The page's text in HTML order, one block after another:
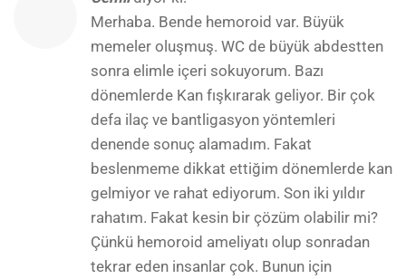
Merhaba. Bende hemoroid var. Büyük
memeler oluşmuş. WC de büyük abdestten
sonra elimle içeri sokuyorum. Bazı
dönemlerde Kan fışkırarak geliyor. Bir çok
defa ilaç ve bantligasyon yöntemleri
denende sonuç alamadım. Fakat
beslenmeme dikkat ettiğim dönemlerde kan
gelmiyor ve rahat ediyorum. Son iki yıldır
rahatım. Fakat kesin bir çözüm olabilir mi?
Çünkü hemoroid ameliyatı olup sonradan
tekrar eden insanlar çok. Bunun için